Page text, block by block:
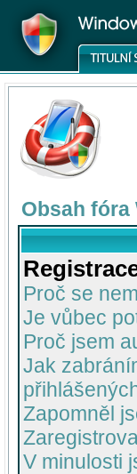
Obsah fóra
Proč se
Je vůbec
Proč jsem
Jak
Zapomněl
V minulosti